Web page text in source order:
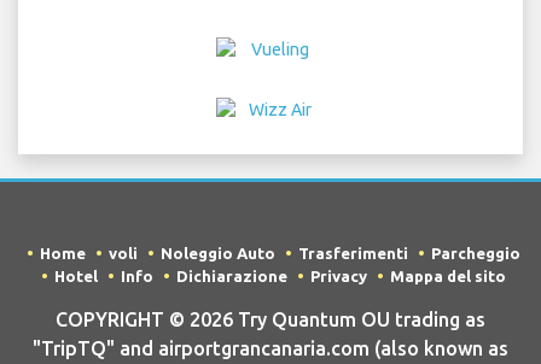
Home voli Noleggio Auto Trasferimenti
Parcheggio
Hotel
Info Dichiarazione Privacy Mappa del sito
COPYRIGHT © 2026 Try Quantum OU trading as
"TripTQ" and airportgrancanaria.com (also known as